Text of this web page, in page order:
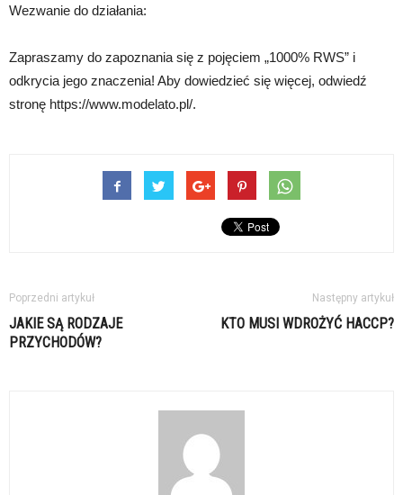
Wezwanie do działania:
Zapraszamy do zapoznania się z pojęciem „1000% RWS” i
odkrycia jego znaczenia! Aby dowiedzieć się więcej, odwiedź
stronę https://www.modelato.pl/.
Poprzedni artykuł
JAKIE SĄ RODZAJE
PRZYCHODÓW?
Następny artykuł
KTO MUSI WDROŻYĆ HACCP?